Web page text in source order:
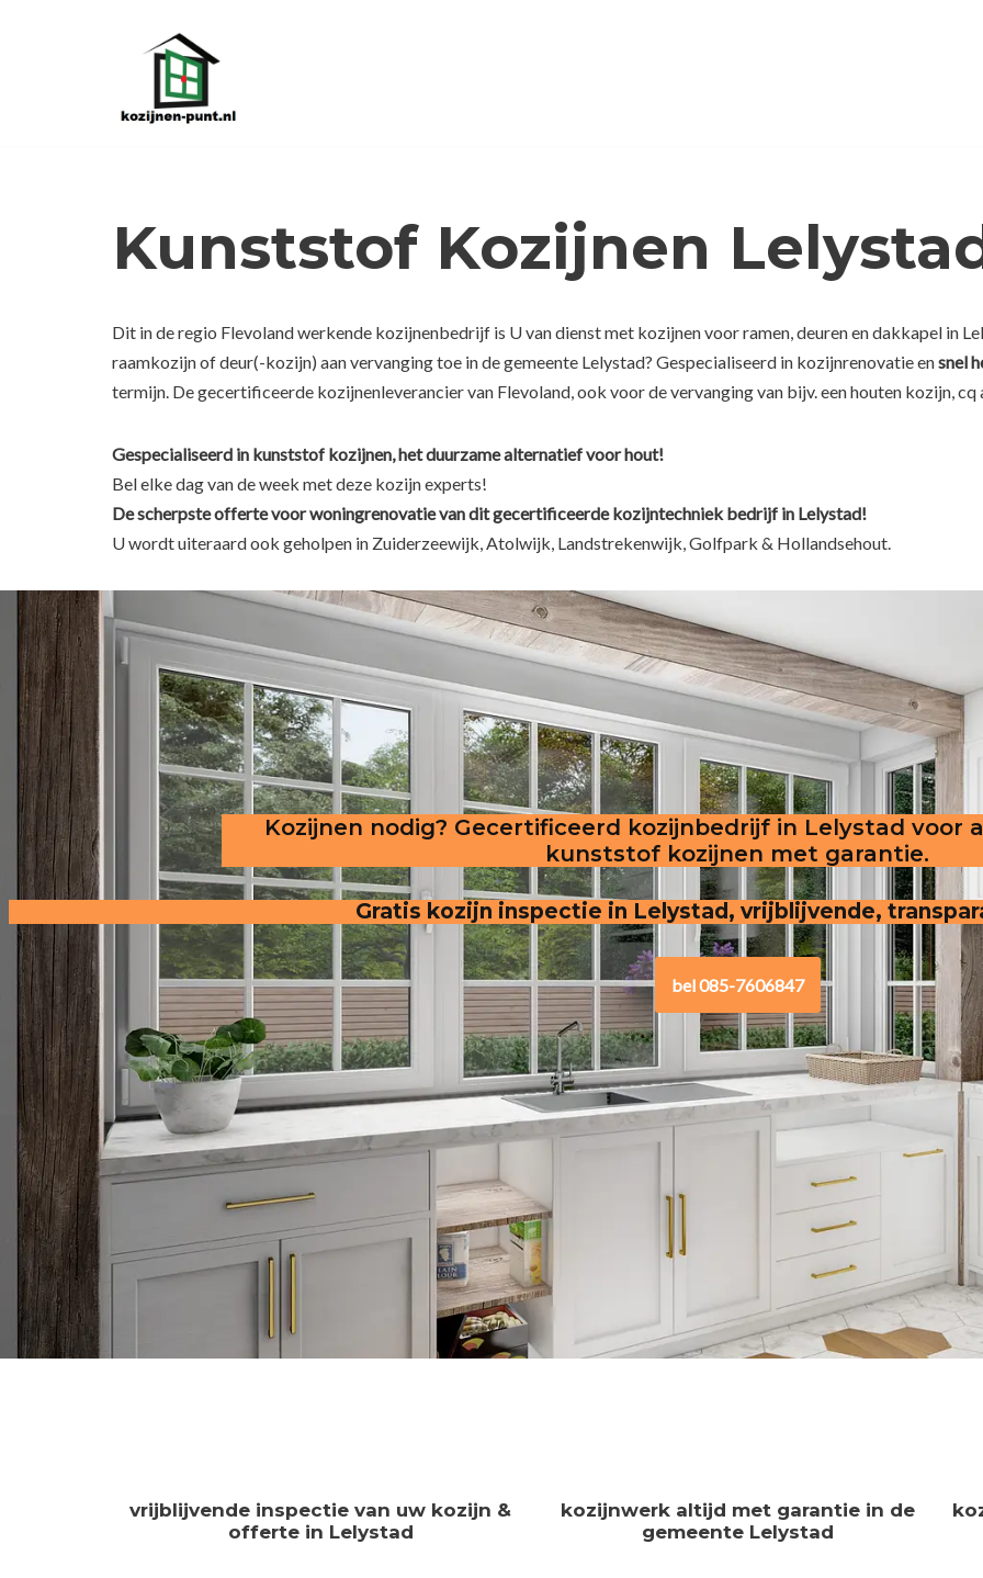
Kunststof Kozijnen
Dit in de regio Flevoland werkende kozijnenbedrijf is U van dienst met kozijnen voor ramen, deuren en dakkapel in
raamkozijn of deur(-kozijn) aan vervanging toe in de gemeente Lelystad? Gespecialiseerd in kozijnrenovatie ensnel
termijn. De gecertificeerde kozijnenleverancier van Flevoland, ook voor de vervanging van bijv. een houten kozijn, cq
Gespecialiseerd in kunststof kozijnen, het duurzame alternatief voor hout!
Bel elke dag van de week met deze kozijn experts!
De scherpsteofferte voor woningrenovatie van dit gecertificeerde kozijntechniek bedrijf in Lelystad!
U wordt uiteraard ook geholpen in Zuiderzeewijk, Atolwijk, Landstrekenwijk, Golfpark & Hollandsehout.
Kozijnen nodig? Gecertificeerd kozijnbedrijf in Lelystad voor
kunststof kozijnen met garantie.
Gratis kozijn inspectie in Lelystad, vrijblijvende,
bel 085-7606847
vrijblijvende inspectie van uw kozijn &
offerte in Lelystad
kozijnwerk altijd met garantie in de
gemeente Lelystad